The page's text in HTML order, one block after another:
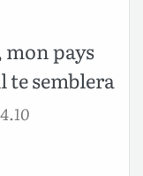
pays
te semblera